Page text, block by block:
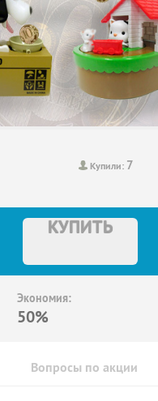
Купили: 7
КУПИТЬ
Экономия:
50%
Вопросы по акции